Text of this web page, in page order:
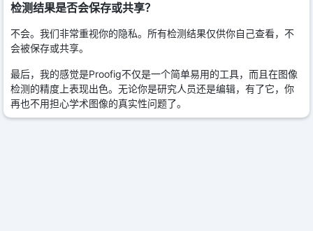
检测结果是否会保存或共享？
不会。我们非常重视你的隐私。所有检测结果仅供你自己查看，不
会被保存或共享。
最后，我的感觉是Proofig不仅是一个简单易用的工具，而且在图像
检测的精度上表现出色。无论你是研究人员还是编辑，有了它，你
再也不用担心学术图像的真实性问题了。